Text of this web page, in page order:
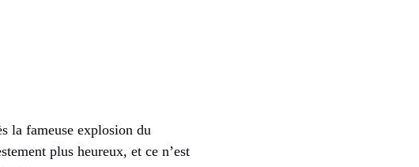
la fameuse explosion du
plus heureux, et ce n’est